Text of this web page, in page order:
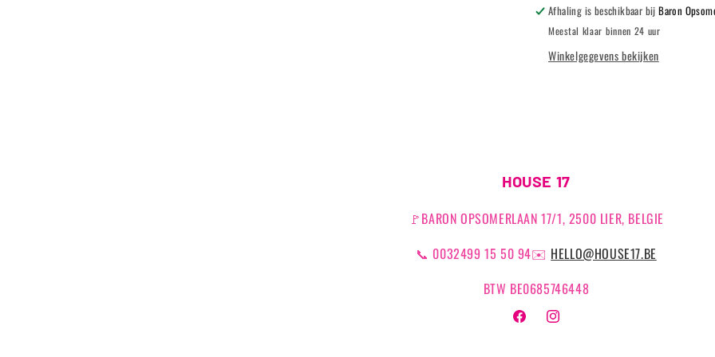
Afhaling is beschikbaar bijBaron
Meestal klaar binnen 24 uur
Winkelgegevens bekijken
HOUSE 17
🚩BARON OPSOMERLAAN 17/1, 2500 LIER, BELGIE
📞 0032499 15 50 94✉️ HELLO@HOUSE17.BE
BTW BE0685746448
FacebookInstagram